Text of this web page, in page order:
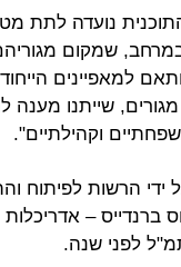
התוכנית נועדה לתת
שמקום
למאפיינים
מגורים, שייתנו
וקהילתיים".
ידי הרשות לפיתוח
ברנדייס –
לפני שנה.